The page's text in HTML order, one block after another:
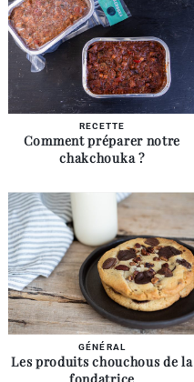
RECETTE
Comment préparer notre
chakchouka ?
GÉNÉRAL
Les produits chouchous de la